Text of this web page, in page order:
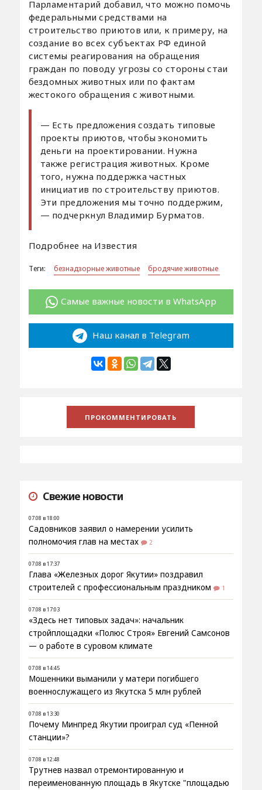
Парламентарий добавил, что можно помочь
федеральными средствами на
строительство приютов или, к примеру, на
создание во всех субъектах РФ единой
системы реагирования на обращения
граждан по поводу угрозы со стороны стаи
бездомных животных или по фактам
жестокого обращения с животными.
— Есть предложения создать типовые
проекты приютов, чтобы экономить
деньги на проектировании. Нужна
также регистрация животных. Кроме
того, нужна поддержка частных
инициатив по строительству приютов.
Эти предложения мы точно поддержим,
— подчеркнул Владимир Бурматов.
Подробнее на Известия
Теги: безнадзорные животные бродячие животные
Самые важные новости в WhatsApp
Наш канал в Telegram
Свежие новости
07.08 в 18:00
Садовников заявил о намерении усилить
полномочия глав на местах
2
07.08 в 17:37
Глава «Железных дорог Якутии» поздравил
строителей с профессиональным праздником
1
07.08 в 17:03
«Здесь нет типовых задач»: начальник
стройплощадки «Полюс Строя» Евгений Самсонов
— о работе в суровом климате
07.08 в 14:45
Мошенники выманили у матери погибшего
военнослужащего из Якутска 5 млн рублей
07.08 в 13:30
Почему Минпред Якутии проиграл суд «Пенной
станции»?
07.08 в 12:48
Трутнев назвал отремонтированную и
переименованную площадь в Якутске "площадью